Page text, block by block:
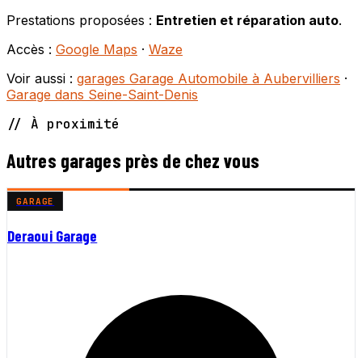
Prestations proposées : Entretien et réparation auto.
Accès : Google Maps · Waze
Voir aussi : garages Garage Automobile à Aubervilliers ·
Garage dans Seine-Saint-Denis
// À proximité
Autres garages près de chez vous
GARAGE
Deraoui Garage